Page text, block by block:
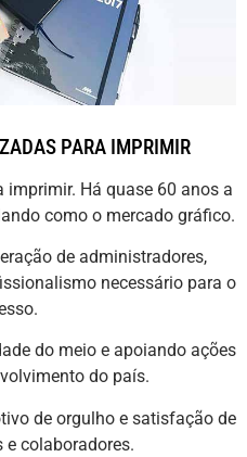
PARA IMPRIMIR
Há quase 60 anos a
como o mercado gráfico.
de administradores,
necessário para o
do meio e apoiando ações
do país.
de orgulho e satisfação de
e colaboradores.